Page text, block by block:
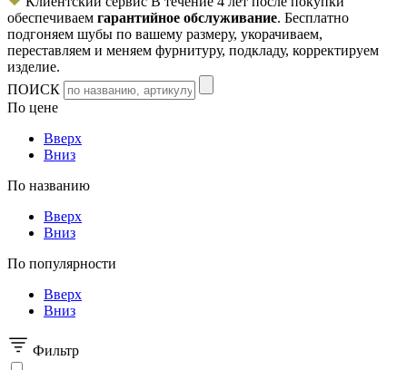
обеспечиваем гарантийное обслуживание. Бесплатно
подгоняем шубы по вашему размеру, укорачиваем,
переставляем и меняем фурнитуру, подкладу, корректируем
изделие.
ПОИСК
По цене
Вверх
Вниз
По названию
Вверх
Вниз
По популярности
Вверх
Вниз
Фильтр